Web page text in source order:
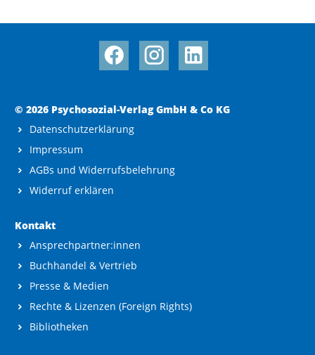
© 2026 Psychosozial-Verlag GmbH & Co KG
Datenschutzerklärung
Impressum
AGBs und Widerrufsbelehrung
Widerruf erklären
Kontakt
Ansprechpartner:innen
Buchhandel & Vertrieb
Presse & Medien
Rechte & Lizenzen (Foreign Rights)
Bibliotheken